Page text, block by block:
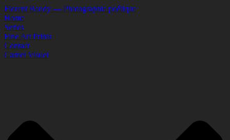
Florent Baudy — Photographie poétique
Home
Series
Fine Art Prints
Contact
Carnet Visuel